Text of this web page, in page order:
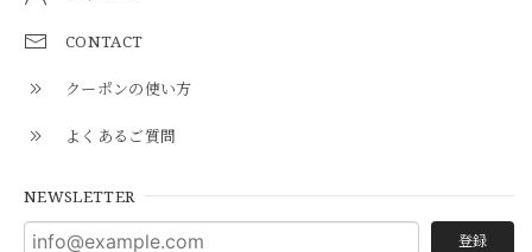
CONTACT
クーポンの使い方
よくあるご質問
NEWSLETTER
登録